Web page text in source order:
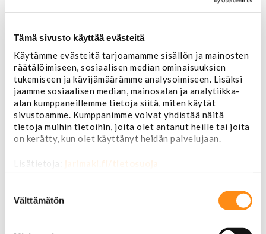
Tämä sivusto käyttää evästeitä
Käytämme evästeitä tarjoamamme sisällön ja mainosten
räätälöimiseen, sosiaalisen median ominaisuuksien
tukemiseen ja kävijämäärämme analysoimiseen. Lisäksi
jaamme sosiaalisen median, mainosalan ja analytiikka-
alan kumppaneillemme tietoja siitä, miten käytät
sivustoamme. Kumppanimme voivat yhdistää näitä
tietoja muihin tietoihin, joita olet antanut heille tai joita
on kerätty, kun olet käyttänyt heidän palvelujaan.
Lisätietoja: jarimaki.fi/tietosuoja
valinta
Välttämätön
Plymouth merkit
Muut merkit
Merkit ja logot
Tarrat
Ulkopuolen varusteet ja ehostus
Astinlaudat ja -putket
Aurinkolipat
Erikoiskeulamerkit
Kromilistat
Kromikoristeet
Chevrolet